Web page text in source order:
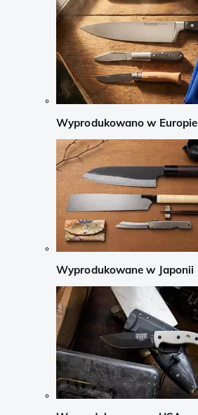
Wyprodukowano w Europie
Wyprodukowane w Japonii